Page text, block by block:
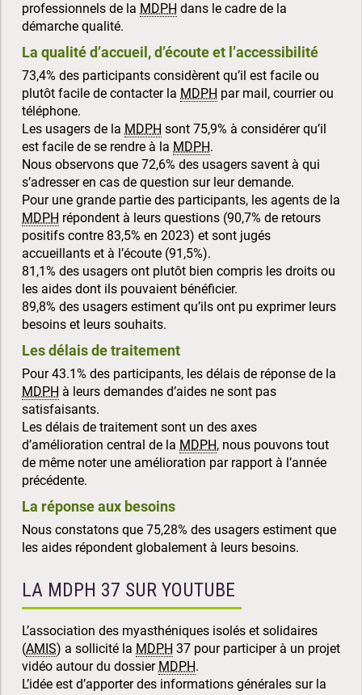
professionnels de la MDPH dans le cadre de la
démarche qualité.
La qualité d’accueil, d’écoute et l’accessibilité
73,4% des participants considèrent qu’il est facile ou
plutôt facile de contacter la MDPH par mail, courrier ou
téléphone.
Les usagers de la MDPH sont 75,9% à considérer qu’il
est facile de se rendre à la MDPH.
Nous observons que 72,6% des usagers savent à qui
s’adresser en cas de question sur leur demande.
Pour une grande partie des participants, les agents de la
MDPH répondent à leurs questions (90,7% de retours
positifs contre 83,5% en 2023) et sont jugés
accueillants et à l’écoute (91,5%).
81,1% des usagers ont plutôt bien compris les droits ou
les aides dont ils pouvaient bénéficier.
89,8% des usagers estiment qu’ils ont pu exprimer leurs
besoins et leurs souhaits.
Les délais de traitement
Pour 43.1% des participants, les délais de réponse de la
MDPH à leurs demandes d’aides ne sont pas
satisfaisants.
Les délais de traitement sont un des axes
d’amélioration central de la MDPH, nous pouvons tout
de même noter une amélioration par rapport à l’année
précédente.
La réponse aux besoins
Nous constatons que 75,28% des usagers estiment que
les aides répondent globalement à leurs besoins.
LA MDPH 37 SUR YOUTUBE
L’association des myasthéniques isolés et solidaires
(AMIS) a sollicité la MDPH 37 pour participer à un projet
vidéo autour du dossier MDPH.
L’idée est d’apporter des informations générales sur la